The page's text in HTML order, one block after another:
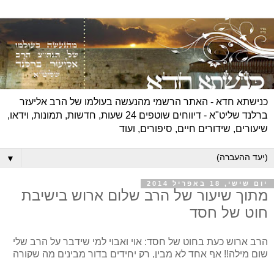
כנישתא חדא - האתר הרשמי מהנעשה בעולמו של הרב אליעזר
ברלנד שליט"א - דיווחים שוטפים 24 שעות, חדשות, תמונות, וידאו,
שיעורים, שידורים חיים, סיפורים, ועוד
▼
יום שישי, 18 באפריל 2014
מתוך שיעור של הרב שלום ארוש בישיבת
חוט של חסד
הרב ארוש כעת בחוט של חסד: אוי ואבוי למי שידבר על הרב שלי
שום מילה!! אף אחד לא מבין, רק יחידים בדור מבינים מה שקורה